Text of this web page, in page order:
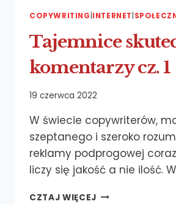
COPYWRITING INTERNET
Tajemnice
komentarzy cz. 1
19 czerwca 2022
W świecie copywriterów,
szeptanego i szeroko
reklamy podprogowej
liczy się jakość a nie ilość.
CZTAJ WIĘCEJ TAJEMNICE